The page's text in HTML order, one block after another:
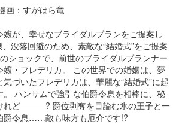
：すがはら竜
が、幸せなブライダルプランをご提案し
没落回避のため、素敵な“結婚式”をご提案
ショックで、前世のブライダルプランナー
・フレデリカ。 この世界での婚姻は、夢
づいたフレデリカは、華麗な“結婚式”に起
ハンサムで強引な伯爵令息を相棒に、秘
れど―――? 爵位剥奪を目論む氷の王子と一
爵令息……敵も味方も厄介です!?